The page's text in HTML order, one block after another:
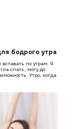
бодрого утра
по утрам. Я
спать, могу до
Утро, когда